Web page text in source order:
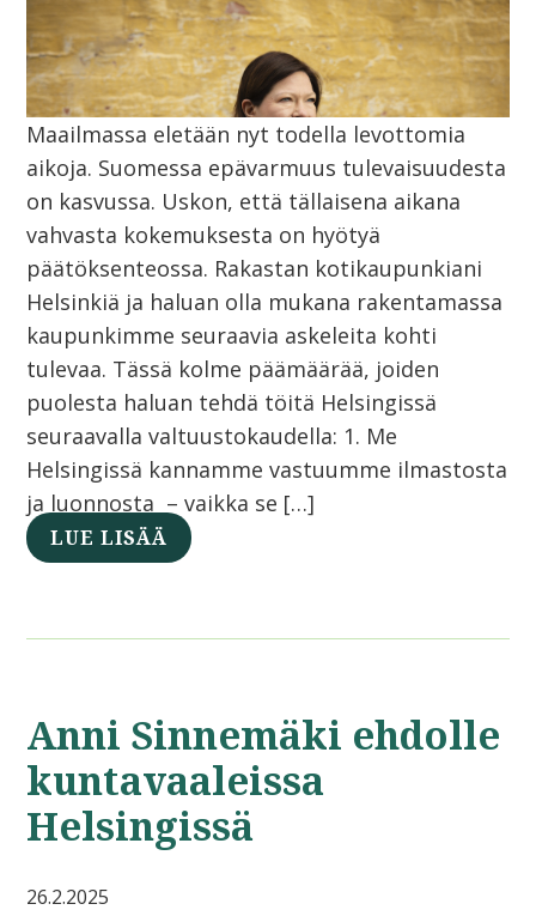
Maailmassa eletään nyt todella levottomia
aikoja. Suomessa epävarmuus tulevaisuudesta
on kasvussa. Uskon, että tällaisena aikana
vahvasta kokemuksesta on hyötyä
päätöksenteossa. Rakastan kotikaupunkiani
Helsinkiä ja haluan olla mukana rakentamassa
kaupunkimme seuraavia askeleita kohti
tulevaa. Tässä kolme päämäärää, joiden
puolesta haluan tehdä töitä Helsingissä
seuraavalla valtuustokaudella: 1. Me
Helsingissä kannamme vastuumme ilmastosta
ja luonnosta – vaikka se […]
LUE LISÄÄ
Anni Sinnemäki ehdolle
kuntavaaleissa
Helsingissä
26.2.2025